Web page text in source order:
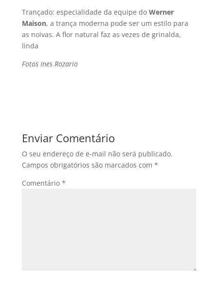
Trançado: especialidade da equipe do Werner
Maison, a trança moderna pode ser um estilo para
as noivas. A flor natural faz as vezes de grinalda,
linda
Fotos Ines Rozario
Enviar Comentário
O seu endereço de e-mail não será publicado.
Campos obrigatórios são marcados com *
Comentário *